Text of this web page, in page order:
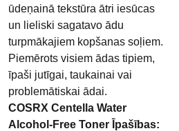
ūdeņainā tekstūra ātri iesūcas
un lieliski sagatavo ādu
turpmākajiem kopšanas soļiem.
Piemērots visiem ādas tipiem,
īpaši jutīgai, taukainai vai
problemātiskai ādai.
COSRX Centella Water
Alcohol-Free Toner Īpašības: